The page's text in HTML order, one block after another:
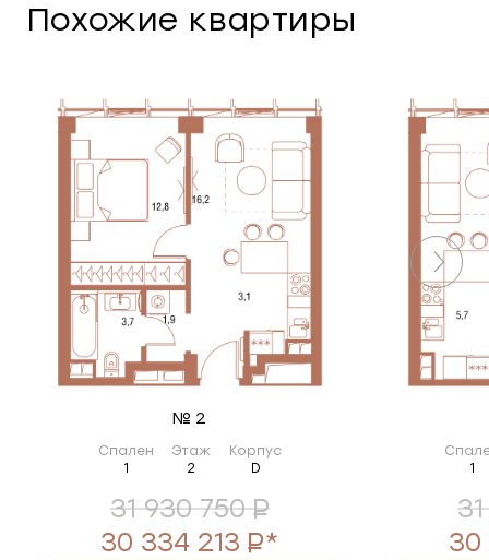
Похожие квартиры
№ 2
Спален
1
Этаж
2
Корпус
D
31 930 750
30 334 213
*
1
30